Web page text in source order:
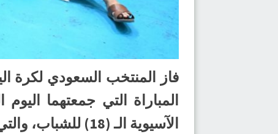
المباراة التي جمعتهما
الآسيوية الـ (18) للشباب، والتي تستضيفها مملكة الأردن.